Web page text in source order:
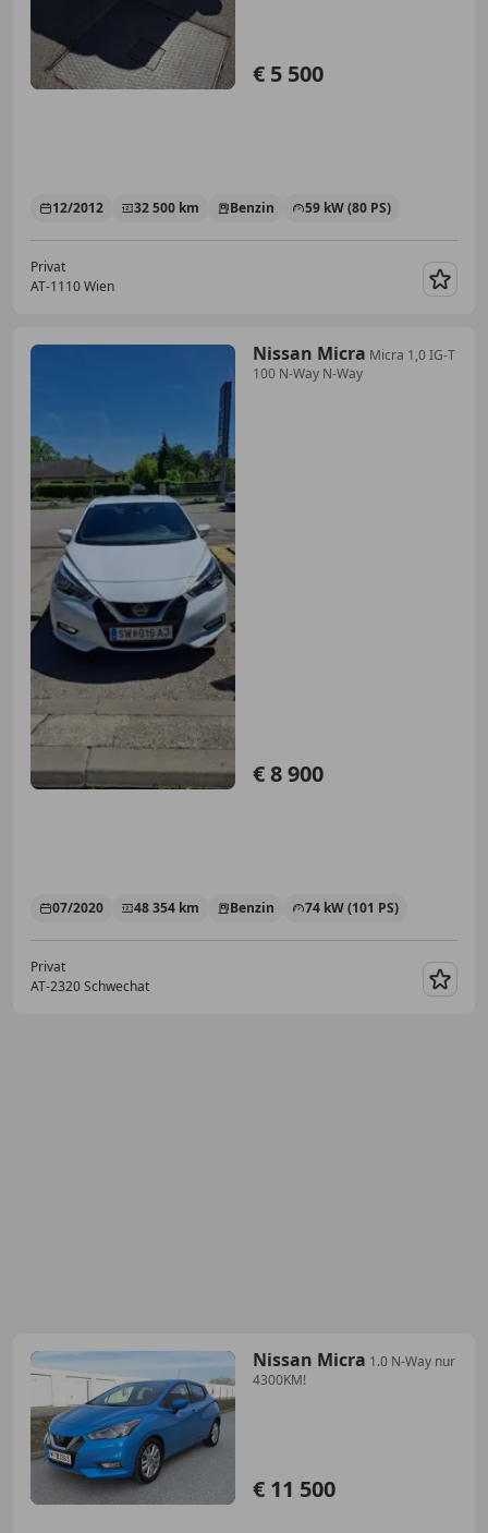
€ 5 500
12/2012 32 500 km Benzin 59 kW (80 PS)
Privat
AT-1110 Wien
Nissan Micra Micra 1,0 IG-T
100 N-Way N-Way
€ 8 900
07/2020 48 354 km Benzin 74 kW (101 PS)
Privat
AT-2320 Schwechat
Nissan Micra 1.0 N-Way nur
4300KM!
€ 11 500